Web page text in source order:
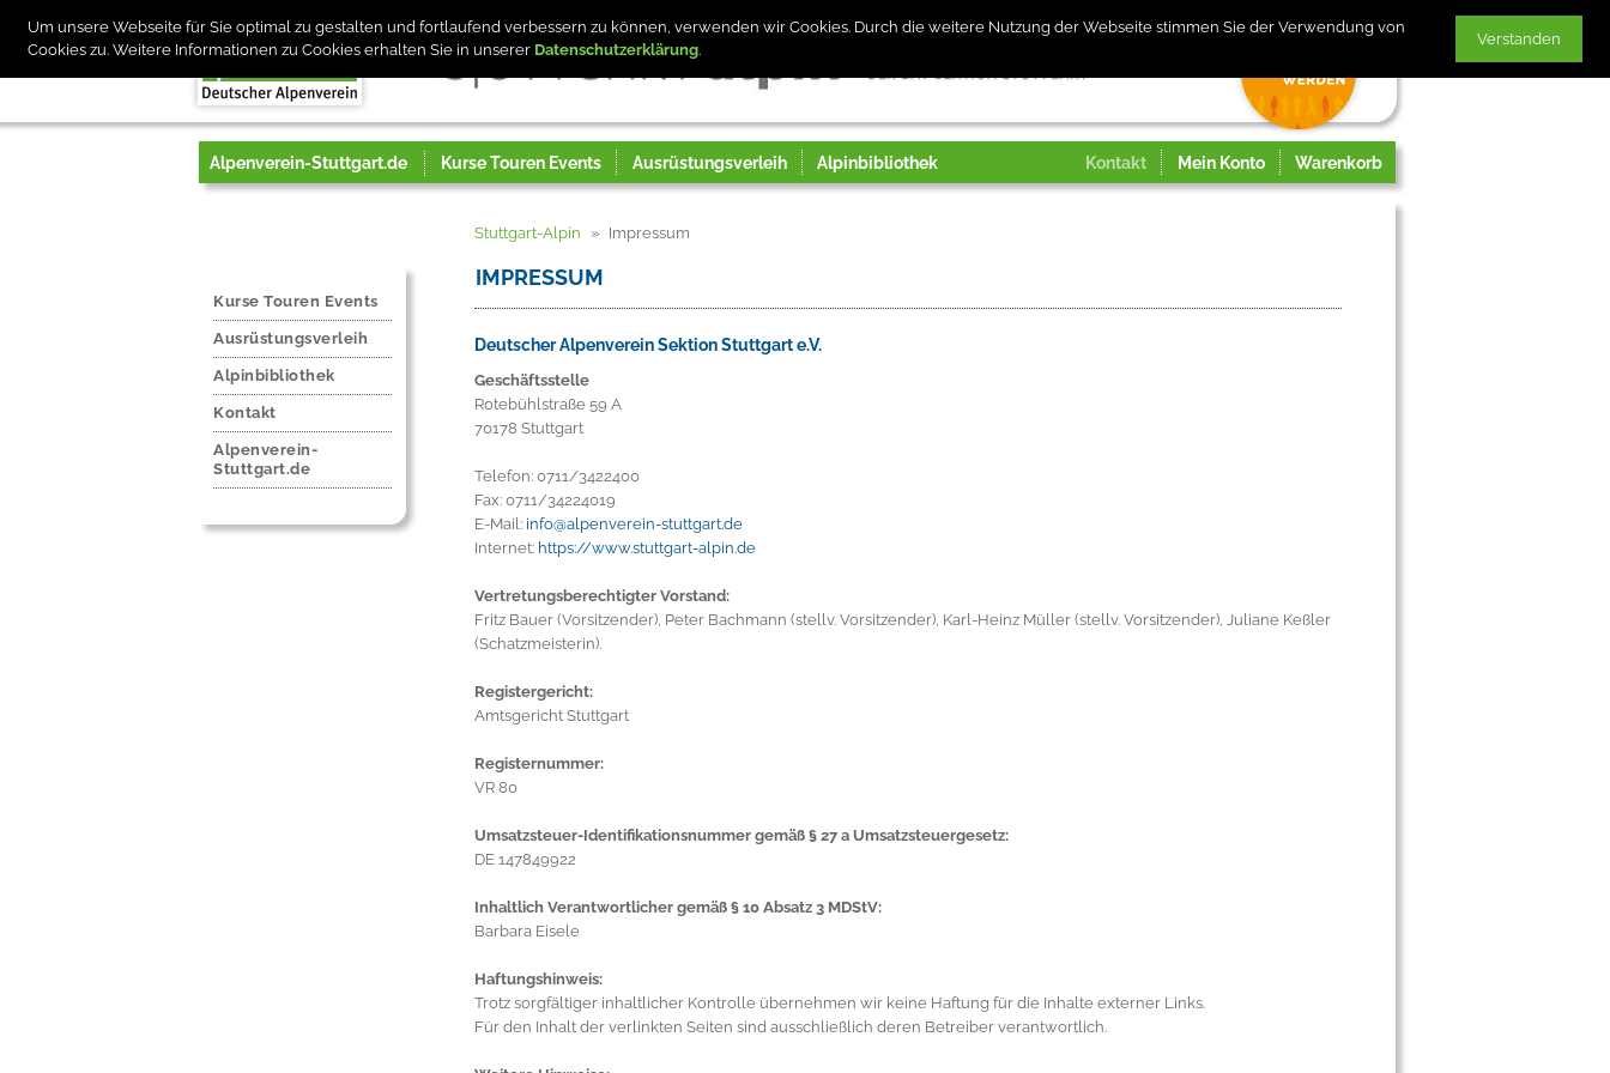
Um unsere Webseite für Sie optimal zu gestalten und fortlaufend verbessern zu können, verwenden wir Cookies. Durch die weitere Nutzung der Webseite stimmen Sie der Verwendung von
Cookies zu. Weitere Informationen zu Cookies erhalten Sie in unserer Datenschutzerklärung
Verstanden
Alpenverein-Stuttgart.de Kurse Touren Events Ausrüstungsverleih Alpinbibliothek Kontakt Mein Konto Warenkorb
Kurse Touren Events
Ausrüstungsverleih
Alpinbibliothek
Kontakt
Alpenverein-
Stuttgart.de
Stuttgart-Alpin Impressum
IMPRESSUM
Deutscher Alpenverein Sektion Stuttgart e.V.
Geschäftsstelle
Rotebühlstraße 59 A
70178 Stuttgart
Telefon: 0711/3422400
Fax: 0711/34224019
E-Mail: info@alpenverein-stuttgart.de
Internet: https://www.stuttgart-alpin.de
Vertretungsberechtigter Vorstand:
Fritz Bauer (Vorsitzender), Peter Bachmann (stellv. Vorsitzender), Karl-Heinz Müller (stellv. Vorsitzender), Juliane Keßler
(Schatzmeisterin).
Registergericht:
Amtsgericht Stuttgart
Registernummer:
VR 80
Umsatzsteuer-Identifikationsnummer gemäß § 27 a Umsatzsteuergesetz:
DE 147849922
Inhaltlich Verantwortlicher gemäß § 10 Absatz 3 MDStV:
Barbara Eisele
Haftungshinweis:
Trotz sorgfältiger inhaltlicher Kontrolle übernehmen wir keine Haftung für die Inhalte externer Links.
Für den Inhalt der verlinkten Seiten sind ausschließlich deren Betreiber verantwortlich.